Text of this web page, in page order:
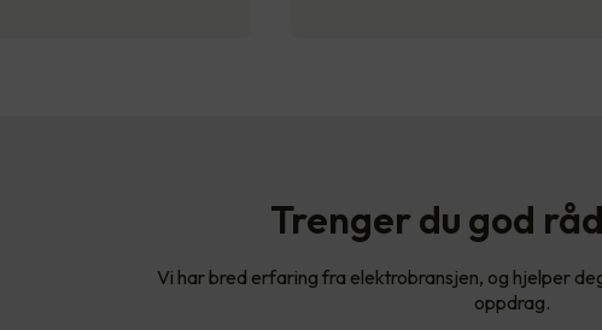
Trenger du god
Vi har bred erfaring fra elektrobransjen, og hjelper
oppdrag.